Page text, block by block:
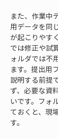
また、作業中
用データを同
が起こりやす
では修正や試
ォルダでは不
ます。提出用
説明する前提
ず、必要な資
いです。フォ
ておくと、現
す。